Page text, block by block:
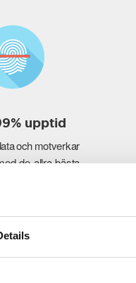
upptid
och motverkar
de allra bästa
för hastighet,
99,9% upptid